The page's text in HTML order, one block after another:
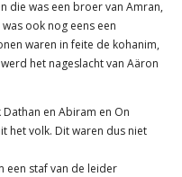
die was een broer van Amran,
was ook nog eens een
waren in feite de kohanim,
het nageslacht van Aäron
en Abiram en On
het volk. Dit waren dus niet
een staf van de leider